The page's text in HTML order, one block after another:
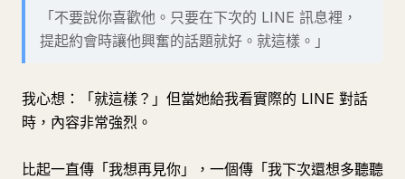
「不要說你喜歡他。只要在下次的 LINE 訊息裡，
提起約會時讓他興奮的話題就好。就這樣。」
我心想：「就這樣？」但當她給我看實際的 LINE 對話
時，內容非常強烈。
比起一直傳「我想再見你」，一個傳「我下次還想多聽聽